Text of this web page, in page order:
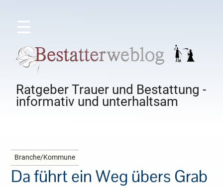
☰
Ratgeber Trauer und Bestattung -
informativ und unterhaltsam
Branche/Kommune
Da führt ein Weg übers Grab